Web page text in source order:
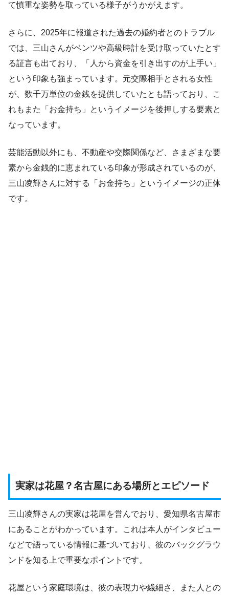
て慎重な姿勢を取っている様子がうかがえます。
さらに、2025年に報道された過去の婚約者とのトラブル
では、三山さんがベンツや高級時計を受け取っていたとす
る証言も出ており、「人から資金を引き出すのが上手い」
という印象も強まっています。元交際相手とされる女性
が、数千万単位の金銭を提供していたとも語っており、こ
れもまた「お金持ち」というイメージを後押しする要素と
なっています。
芸能活動以外にも、不動産や交際関係など、さまざまな要
素から金銭的に恵まれている印象が形成されているのが、
三山凌輝さんに対する「お金持ち」というイメージの正体
です。
実家は花屋？名古屋にある場所とエピソード
三山凌輝さんの実家は花屋を営んでおり、愛知県名古屋市
にあることがわかっています。これは本人がインタビュー
などで語っている情報に基づいており、彼のバックグラウ
ンドを知る上で重要なポイントです。
花屋という家庭環境は、彼の表現力や繊細さ、また人との